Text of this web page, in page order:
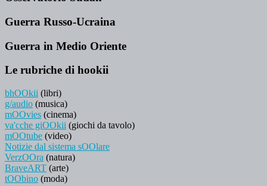
Guerra Russo-Ucraina
Guerra in Medio Oriente
Le rubriche di hookii
bhOOkii (libri)
g/audio (musica)
mOOvies (cinema)
va'cche giOOkii (giochi da tavolo)
mOOtube (video)
Notizie dal sistema sOOlare
VerzOOra (natura)
BraveART (arte)
tOObino (moda)